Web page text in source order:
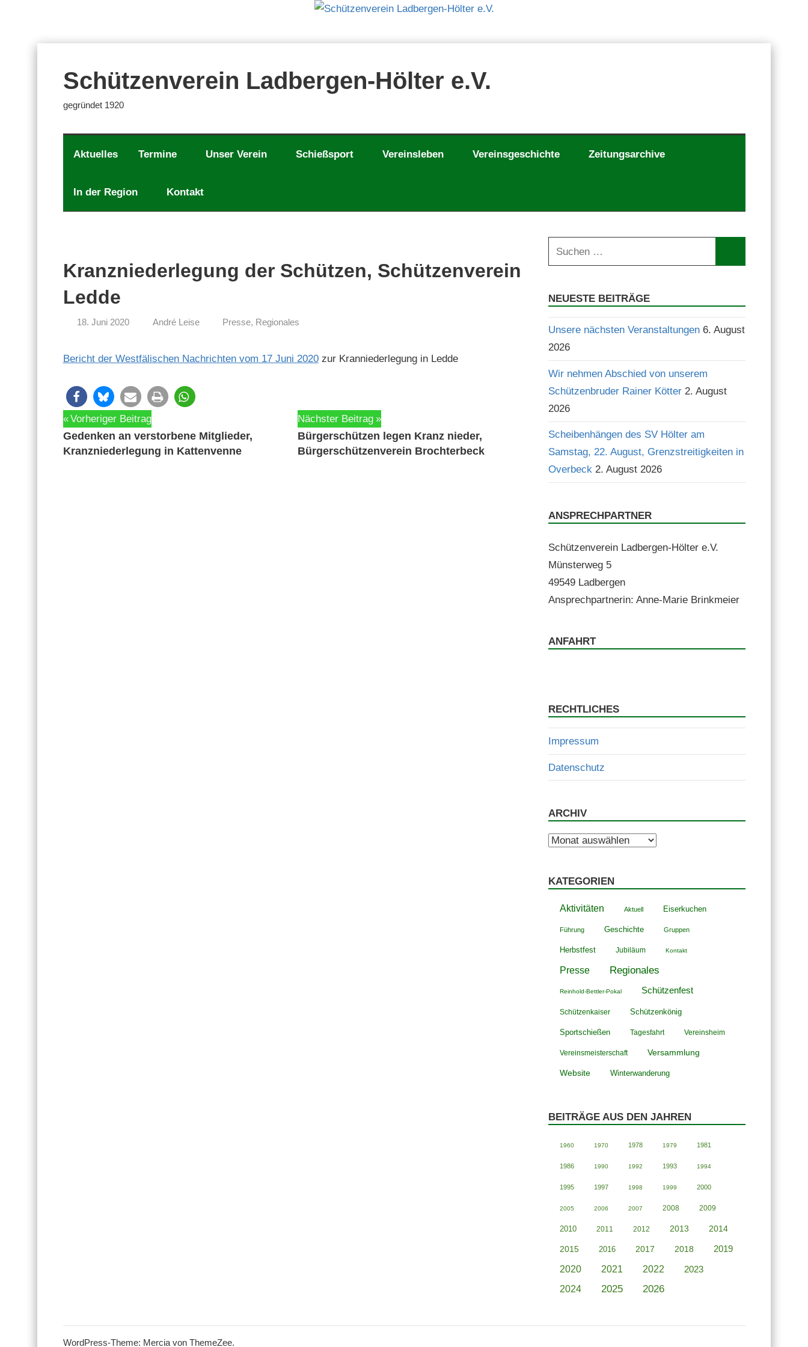
Schützenverein Ladbergen-Hölter e.V.
gegründet 1920
Aktuelles Termine Unser Verein Schießsport Vereinsleben Vereinsgeschichte Zeitungsarchive
In der Region Kontakt
Kranzniederlegung der Schützen, Schützenverein
Ledde
18. Juni 2020 André Leise Presse, Regionales
Bericht der West­fälis­chen Nachricht­en vom 17 Juni 2020zur Kran­nieder­legung in Ledde
Beitragsnavigation
Vorheriger Beitrag
Gedenken an verstorbene Mitglieder,
Kranzniederlegung in Kattenvenne
Nächster Beitrag
Bürgerschützen legen Kranz nieder,
Bürgerschützenverein Brochterbeck
Suchen
nach:
NEUESTE BEITRÄGE
Unsere nächsten Veranstaltungen 6. August
2026
Wir nehmen Abschied von unserem
Schützenbruder Rainer Kötter 2. August
2026
Scheibenhängen des SV Hölter am
Samstag, 22. August, Grenzstreitigkeiten in
Overbeck 2. August 2026
ANSPRECHPARTNER
Schützen­vere­in Lad­ber­gen-Höl­ter e.V.
Mün­ster­weg 5
49549 Ladbergen
Ansprech­part­ner­in: Anne-Marie Brinkmeier
ANFAHRT
RECHTLICHES
Impressum
Datenschutz
ARCHIV
Archiv
KATEGORIEN
Aktivitäten Aktuell Eiserkuchen
Führung Geschichte Gruppen
Herbstfest Jubiläum Kontakt
Presse Regionales
Reinhold-Bettler-Pokal Schützenfest
Schützenkaiser Schützenkönig
Sportschießen Tagesfahrt Vereinsheim
Vereinsmeisterschaft Versammlung
Website Winterwanderung
BEITRÄGE AUS DEN JAHREN
1960 1970 1978 1979 1981
1986 1990 1992 1993 1994
1995 1997 1998 1999 2000
2005 2006 2007 2008 2009
2010 2011 2012 2013 2014
2015 2016 2017 2018 2019
2020 2021 2022
2023
2024
2025 2026
WordPress-Theme: Mercia von ThemeZee.